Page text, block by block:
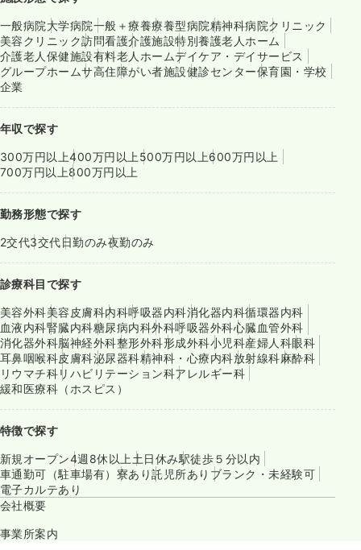
一般病院大学病院一般＋療養療養型病院精神科病院クリニック
美容クリニック訪問看護介護施設特別養護老人ホーム
介護老人保健施設有料老人ホームデイケア・デイサービス
グループホームサ高住障がい者施設健診センター保育園・学校
企業
年収で探す
300万円以上400万円以上 500万円以上600万円以上
700万円以上800万円以上
勤務形態で探す
2交代3交代日勤のみ夜勤のみ
診療科目で探す
美容外科美容皮膚科内科呼吸器内科消化器内科循環器内科
血液内科腎臓内科糖尿病内科外科呼吸器外科心臓血管外科
消化器外科脳神経外科整形外科形成外科小児科産婦人科眼科
耳鼻咽喉科皮膚科泌尿器科精神科・心療内科放射線科麻酔科
リウマチ科リハビリテーション科アレルギー科
緩和医療科（ホスピス）
特徴で探す
新規オープン4週8休以上 土日休み駅徒歩５分以内
車通勤可（駐車場有） 寮あり託児所あり ブランク・未経験可
電子カルテあり
会社概要
事業所案内